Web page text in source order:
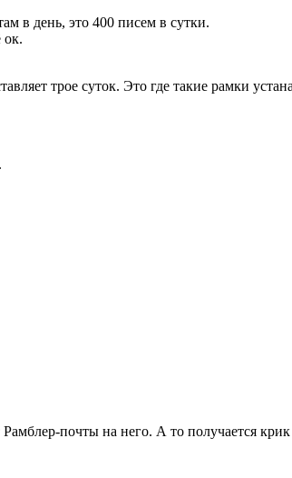
в день, это 400 писем в сутки.
ок.
трое суток. Это где такие рамки
.
почты на него. А то получается